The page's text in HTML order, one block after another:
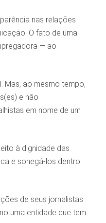
nas relações
O fato de uma
— ao
Mas, ao mesmo tempo,
e não
em nome de um
à dignidade das
e sonegá-los dentro
de seus jornalistas
uma entidade que tem